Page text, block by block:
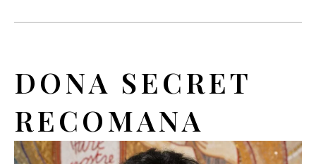
DONA SECRET
RECOMANA